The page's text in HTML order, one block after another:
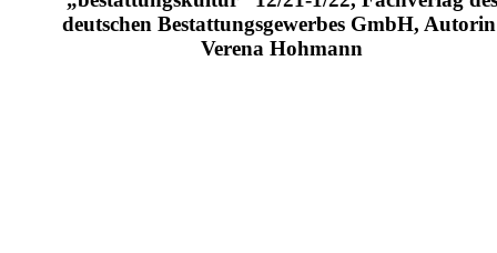
deutschen Bestattungsgewerbes GmbH,
Verena Hohmann